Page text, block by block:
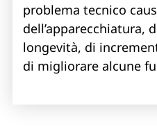
problema tecnico
dell’apparecchiatura,
longevità, di
di migliorare alcune